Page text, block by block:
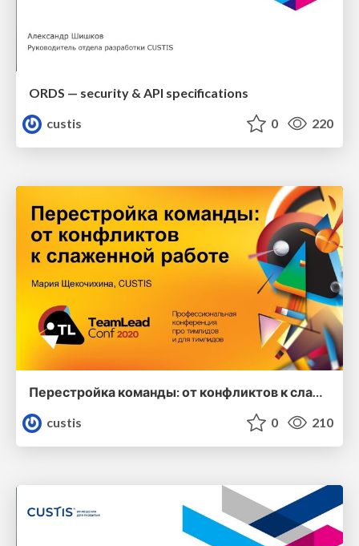
ORDS — security & API specifications
custis
0 220
custis
0 210